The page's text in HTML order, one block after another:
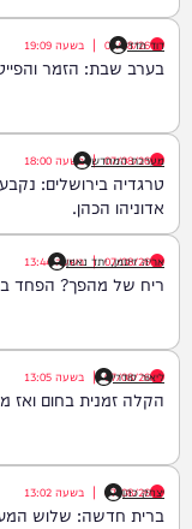
דוד חדד
07/08/26
| בשעה 19:09
בערב שבת: הזמר
מערכת המחדש
07/08/26
| בשעה 18:00
טרגדיה בירושלים:
אדוניהו הכהן.
אריה זיסמן, יתד נאמן
07/08/26
| בשעה13:44
ריח של מהפך? הפחד
ליאור סודרי
07/08/26
| בשעה 13:05
הקלה זמנית בחום ואז
יצחק כהן
07/08/26
| בשעה 13:02
ברית חדשה: שלוש